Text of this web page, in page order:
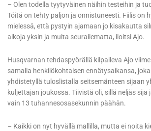
– Olen todella tyytyväinen näihin testeihin ja
Töitä on tehty paljon ja onnistuneesti. Fiilis on
mielessä, että pystyin ajamaan jo kisakautta
aikoja yksin ja muita seurailematta, iloitsi Ajo.
Husqvarnan tehdaspyörällä kilpaileva Ajo
samalla henkilökohtaisen ennätysaikansa,
yhdistetyllä tuloslistalla seitsemänteen sijaan
kuljettajan joukossa. Tiivistä oli, sillä neljäs sija
vain 13 tuhannesosasekunnin päähän.
– Kaikki on nyt hyvällä mallilla, mutta ei noita